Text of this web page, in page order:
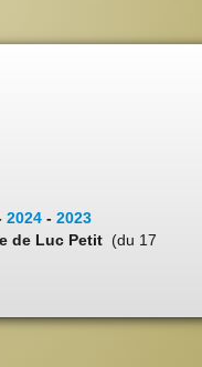
2024 - 2023
de Luc Petit (du 17